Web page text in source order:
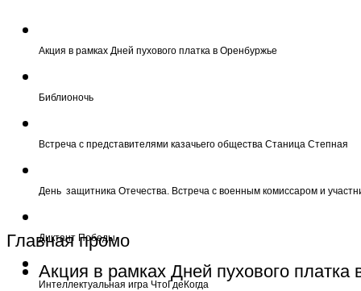
Акция в рамках Дней пухового платка в Оренбуржье
Библионочь
Встреча с представителями казачьего общества Станица Степная
День защитника Отечества. Встреча с военным комиссаром и
Диктант Победы
Интеллектуальная игра ЧтоГдеКогда
Главная промо
Акция в рамках Дней пухового платка